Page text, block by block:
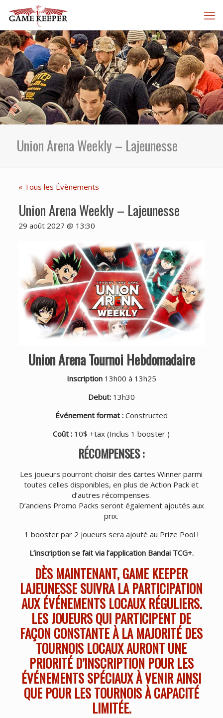
Union Arena Weekly – Lajeunesse
« Tous les Évènements
Union Arena Weekly – Lajeunesse
29 août 2027 @ 13:30
Union Arena Tournoi Hebdomadaire
Inscription 13h00 à 13h25
Debut:13h30
Événement format : Constructed
Coût : 10$ +tax (Inclus 1 booster )
RÉCOMPENSES :
Les joueurs pourront choisir descartes Winner parmi
toutes celles disponibles, en plus de Action Pack et
d’autres récompenses.
D’anciens Promo Packs seront également ajoutés aux
prix.
1 booster par 2 joueurs sera ajouté au Prize Pool !
L’inscription se fait via l’application Bandai TCG+.
DÈS MAINTENANT, GAME KEEPER
LAJEUNESSE SUIVRA LA PARTICIPATION
AUX ÉVÉNEMENTS LOCAUX RÉGULIERS.
LES JOUEURS QUI PARTICIPENT DE
FAÇON CONSTANTE À LA MAJORITÉ DES
TOURNOIS LOCAUX AURONT UNE
PRIORITÉ D’INSCRIPTION POUR LES
ÉVÉNEMENTS SPÉCIAUX À VENIR AINSI
QUE POUR LES TOURNOIS À CAPACITÉ
LIMITÉE.